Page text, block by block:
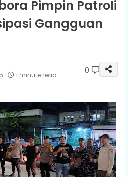
Pimpin Patroli
Gangguan
1 minute read 0